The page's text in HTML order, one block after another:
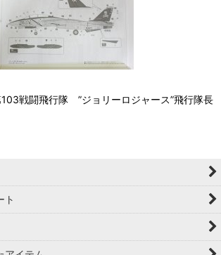
戦闘飛行隊 ”ジョリーロジャース”飛行隊長
ト